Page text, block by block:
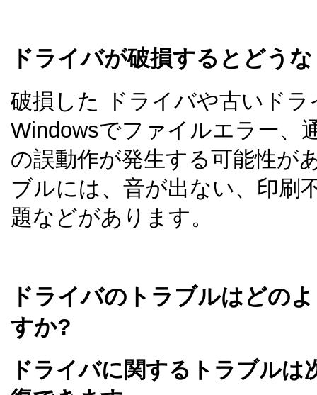
ドライバが破損するとどう
破損した ドライバや古いド
Windowsでファイルエラー、
の誤動作が発生する可能性が
ブルには、音が出ない、印刷
題などがあります。
ドライバのトラブルはどの
すか?
ドライバに関するトラブル